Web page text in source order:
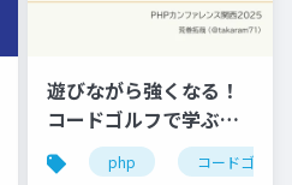
遊びながら強くなる！
コードゴルフで学ぶ
PHPの言語仕様
php コードゴルフ